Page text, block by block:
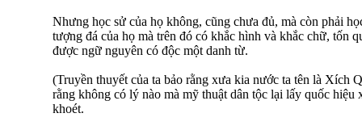
Nhưng học sử của họ không, cũng chưa đủ, mà còn phải
tượng đá của họ mà trên đó có khắc hình và khắc chữ, tốn
được ngữ nguyên có độc một danh từ.
(Truyền thuyết của ta bảo rằng xưa kia nước ta tên là Xích
rằng không có lý nào mà mỹ thuật dân tộc lại lấy quốc hiệu
khoét.